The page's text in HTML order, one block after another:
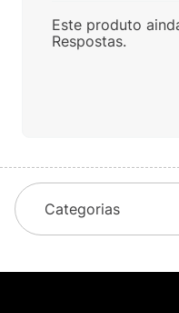
Este produto
Respostas.
Categorias